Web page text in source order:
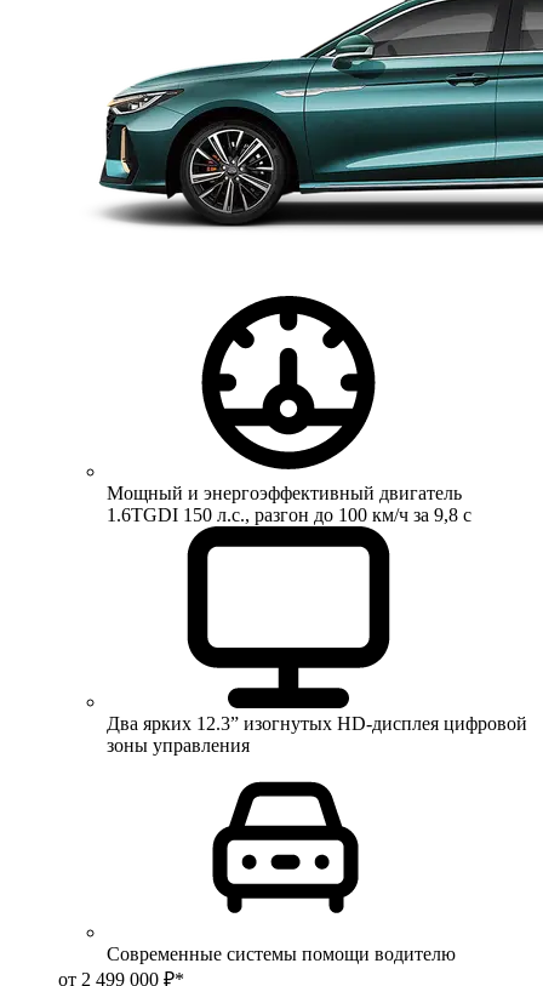
Мощный и энергоэффективный двигатель
1.6TGDI 150 л.с., разгон до 100 км/ч за 9,8 с
Два ярких 12.3” изогнутых HD-дисплея цифровой
зоны управления
Современные системы помощи водителю
от 2 499 000 ₽*